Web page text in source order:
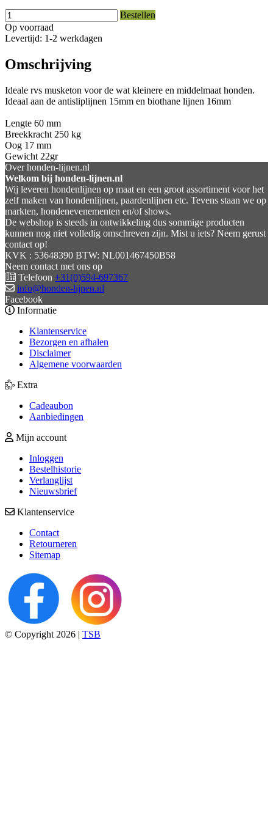
Bestellen
Op voorraad
Levertijd: 1-2 werkdagen
Omschrijving
Ideale rvs musketon voor de wat kleinere en middelmaat honden.
Ideaal aan de antisliplijnen 15mm en biothane lijnen 16mm
Lengte 60 mm
Breekkracht 250 kg
Oog 17 mm
Gewicht 22gr
Over honden-lijnen.nl
Welkom bij honden-lijnen.nl
Wij leveren hondenlijnen op maat en een groot assortiment voor het
zelf maken van hondenlijnen, paardenlijnen etc. Tevens staan we op
markten, hondenevenementen en/of shows.
De webshop is steeds in ontwikkeling dus sommige producten
kunnen nog niet volledig omschreven zijn. Mist u iets? Neem gerust
contact op!
KVK : 53648390 BTW: NL001467450B58
Neem contact met ons op
Telefoon +31(0)594-697367
info@honden-lijnen.nl
Facebook
Informatie
Klantenservice
Bezorgen en afhalen
Disclaimer
Algemene voorwaarden
Extra
Cadeaubon
Aanbiedingen
Mijn account
Inloggen
Bestelhistorie
Verlanglijst
Nieuwsbrief
Klantenservice
Contact
Retourneren
Sitemap
© Copyright 2026 | TSB